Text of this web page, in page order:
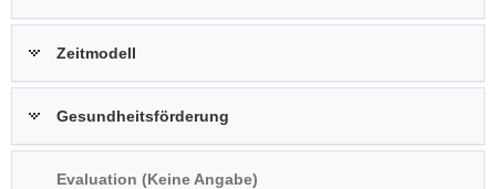
o
n
Zeitmodell
Gesundheitsförderung
Evaluation (Keine Angabe)